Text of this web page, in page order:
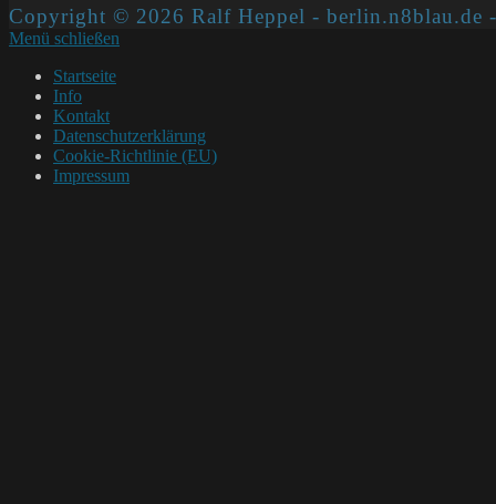
Copyright © 2026 Ralf Heppel - berlin.n8blau.de
Menü schließen
Startseite
Info
Kontakt
Datenschutzerklärung
Cookie-Richtlinie (EU)
Impressum